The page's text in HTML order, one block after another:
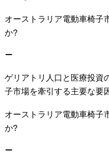
オーストラリア電動車椅子
か?
ゲリアトリ人口と医療投資
子市場を牽引する主要な要
オーストラリア電動車椅子
か?